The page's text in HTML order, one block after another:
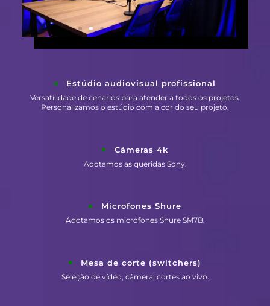
Estúdio audiovisual profissional
Versatilidade de cenários para atender a todos os projetos.
Personalizamos o estúdio com a cor do seu projeto.
Câmeras 4k
Adotamos as queridas Sony.
Microfones Shure
Adotamos os microfones Shure SM7B.
Mesa de corte (switchers)
Seleção de vídeo, câmera, cortes ao vivo.